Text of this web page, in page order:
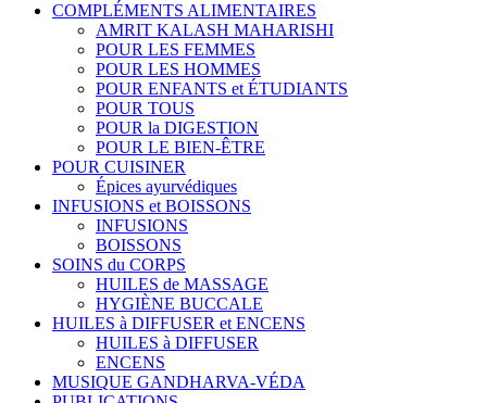
COMPLÉMENTS ALIMENTAIRES
AMRIT KALASH MAHARISHI
POUR LES FEMMES
POUR LES HOMMES
POUR ENFANTS et ÉTUDIANTS
POUR TOUS
POUR la DIGESTION
POUR LE BIEN-ÊTRE
POUR CUISINER
Épices ayurvédiques
INFUSIONS et BOISSONS
INFUSIONS
BOISSONS
SOINS du CORPS
HUILES de MASSAGE
HYGIÈNE BUCCALE
HUILES à DIFFUSER et ENCENS
HUILES à DIFFUSER
ENCENS
MUSIQUE GANDHARVA-VÉDA